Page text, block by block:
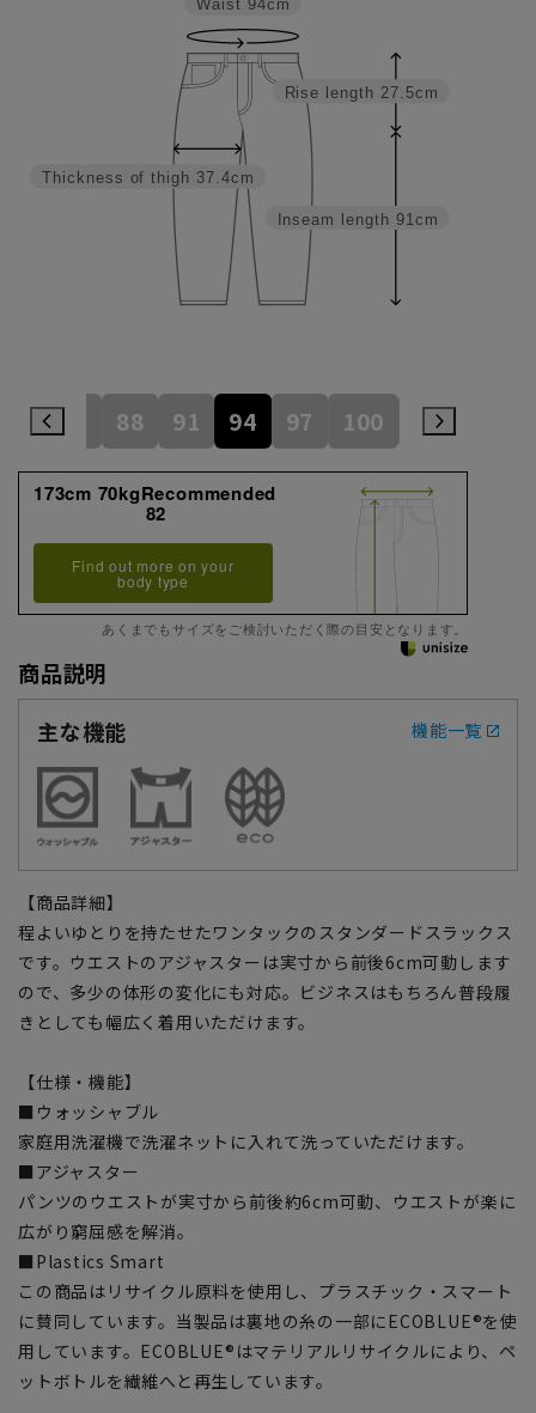
Inseam length 91cm
Rise length 27.5cm
Thickness of thigh 37.4cm
Waist 94cm
85 88 91 94 97 100 105
173cm 70kgRecommended
82
Find out more on your
body type
あくまでもサイズをご検討いただく際の目安となります。
商品説明
主な機能
機能一覧
【商品詳細】
程よいゆとりを持たせたワンタックのスタンダードスラックス
です。ウエストのアジャスターは実寸から前後6cm可動します
ので、多少の体形の変化にも対応。ビジネスはもちろん普段履
きとしても幅広く着用いただけます。
【仕様・機能】
■ウォッシャブル
家庭用洗濯機で洗濯ネットに入れて洗っていただけます。
■アジャスター
パンツのウエストが実寸から前後約6cm可動、ウエストが楽に
広がり窮屈感を解消。
■Plastics Smart
この商品はリサイクル原料を使用し、プラスチック・スマート
に賛同しています。当製品は裏地の糸の一部にECOBLUE®を使
用しています。ECOBLUE®はマテリアルリサイクルにより、ペ
ットボトルを繊維へと再生しています。